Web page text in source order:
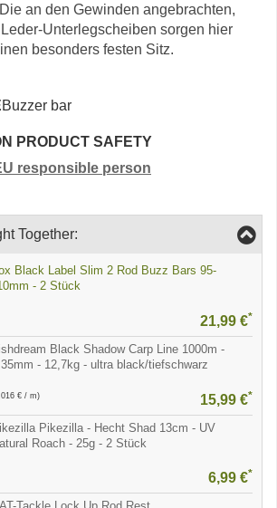
an den Gewinden angebrachten,
Unterlegscheiben sorgen hier
besonders festen Sitz.
Buzzer bar
PRODUCT SAFETY
responsible person
Together:
Black Label Slim 2 Rod Buzz Bars 95-
- 2 Stück
21,99 €*
Black Shadow Carp Line 1000m -
- 12,7kg - ultra black/tiefschwarz
€ / m) 15,99 €*
Pikezilla - Hecht Shad 13cm - UV
Roach - 25g - 2 Stück
6,99 €*